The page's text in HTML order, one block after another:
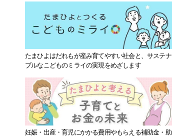
たまひよはだれもが産み育てやすい社会と、サステナ
ブルなこどものミライの実現をめざします
妊娠・出産・育児にかかる費用やもらえる補助金・助